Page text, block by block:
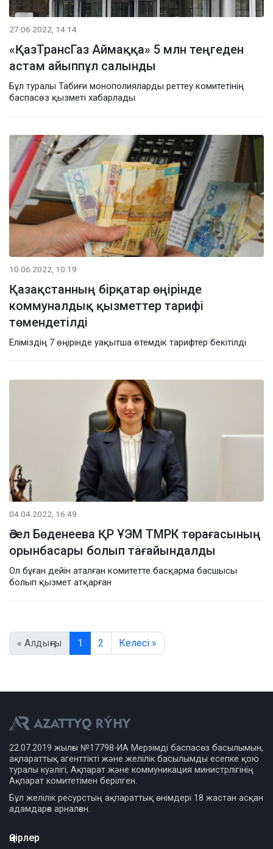
27.06.2022, 14:14
«ҚазТрансГаз Аймаққа» 5 млн теңгеден
астам айыппұл салынды
Бұл туралы Табиғи монополияларды реттеу комитетінің
баспасөз қызметі хабарлады
10.06.2022, 10:19
Қазақстанның бірқатар өңірінде
коммуналдық қызметтер тарифі
төмендетілді
Еліміздің 7 өңірінде уақытша өтемдік тарифтер бекітілді
04.04.2022, 16:49
Әсел Бөденеева ҚР ҰЭМ ТМРК төрағасының
орынбасары болып тағайындалды
Ол бұған дейін аталған комитетте басқарма басшысы
болып қызмет атқарған
« Алдыңғы 1 2 Келесі »
22.07.2019 жылғы №17798-ИА Мерзімді баспасөз басылымын,
ақпараттық агенттікті және желілік басылымды есепке қою
туралы куәлігі, Ақпарат және коммуникация министрлігінің
Ақпарат комитетімен берілген.
Бұл желілік ресурстың ақпараттық өнімдері 18 жастан асқан
адамдарға арналған.
Өңірлер